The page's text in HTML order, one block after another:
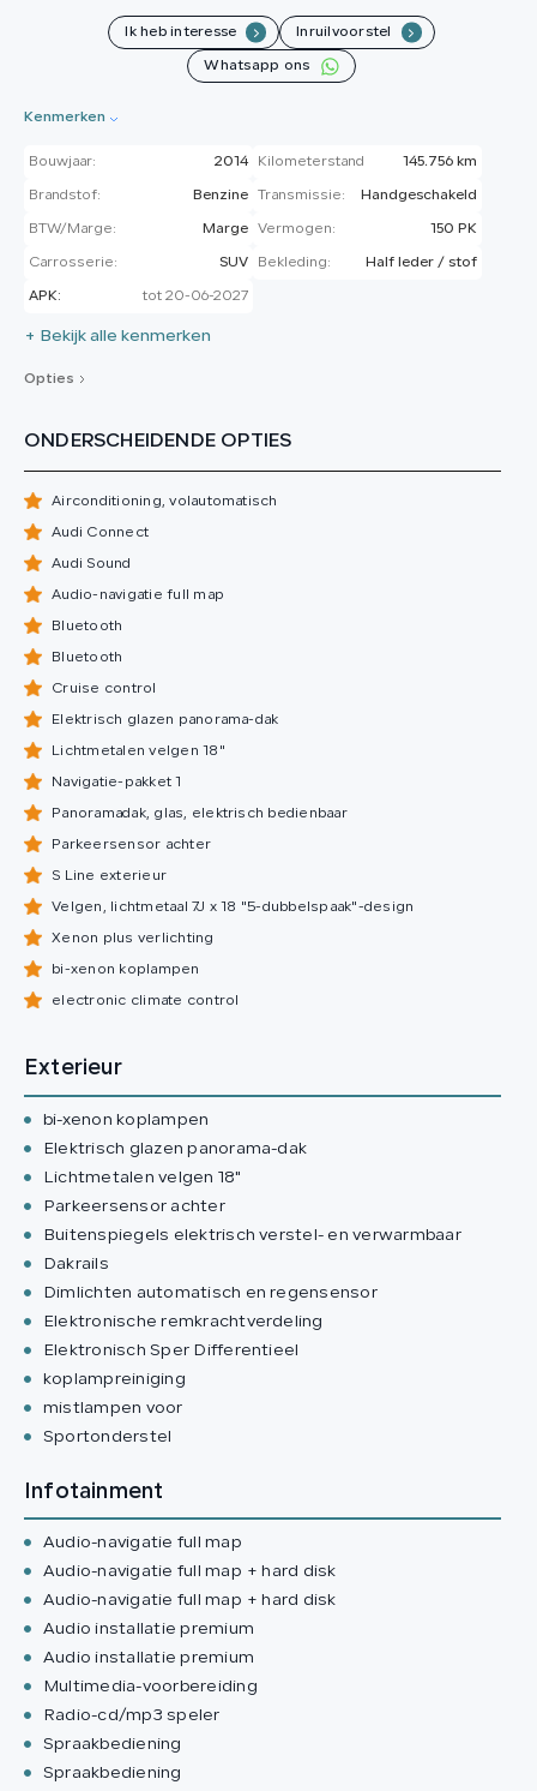
Ik heb interesse . Inruilvoorstel .
Whatsapp ons
Kenmerken
Bouwjaar: 2014 Kilometerstand 145.756 km
Brandstof: Benzine Transmissie: Handgeschakeld
BTW/Marge: Marge Vermogen: 150 PK
Carrosserie: SUV Bekleding: Half leder / stof
APK: tot 20-06-2027
+ Bekijk alle kenmerken
Opties
ONDERSCHEIDENDE OPTIES
Airconditioning, volautomatisch
Audi Connect
Audi Sound
Audio-navigatie full map
Bluetooth
Bluetooth
Cruise control
Elektrisch glazen panorama-dak
Lichtmetalen velgen 18"
Navigatie-pakket 1
Panoramadak, glas, elektrisch bedienbaar
Parkeersensor achter
S Line exterieur
Velgen, lichtmetaal 7J x 18 "5-dubbelspaak"-design
Xenon plus verlichting
bi-xenon koplampen
electronic climate control
Exterieur
bi-xenon koplampen
Elektrisch glazen panorama-dak
Lichtmetalen velgen 18"
Parkeersensor achter
Buitenspiegels elektrisch verstel- en verwarmbaar
Dakrails
Dimlichten automatisch en regensensor
Elektronische remkrachtverdeling
Elektronisch Sper Differentieel
koplampreiniging
mistlampen voor
Sportonderstel
Infotainment
Audio-navigatie full map
Audio-navigatie full map + hard disk
Audio-navigatie full map + hard disk
Audio installatie premium
Audio installatie premium
Multimedia-voorbereiding
Radio-cd/mp3 speler
Spraakbediening
Spraakbediening